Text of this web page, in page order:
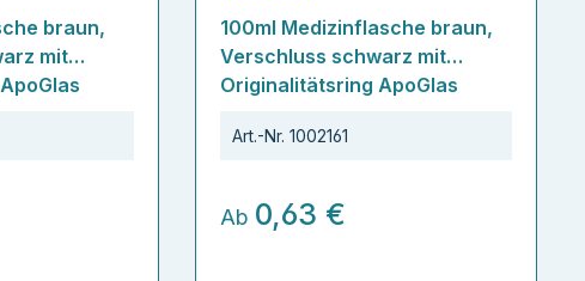
Bewertung von 5 von 5 Sternen
braun,
mit
Durchschnittliche Bewertung von 5
100ml Medizinflasche braun,
Verschluss schwarz mit
Originalitätsring ApoGlas
Art.-Nr. 1002161
Ab 0,63 €